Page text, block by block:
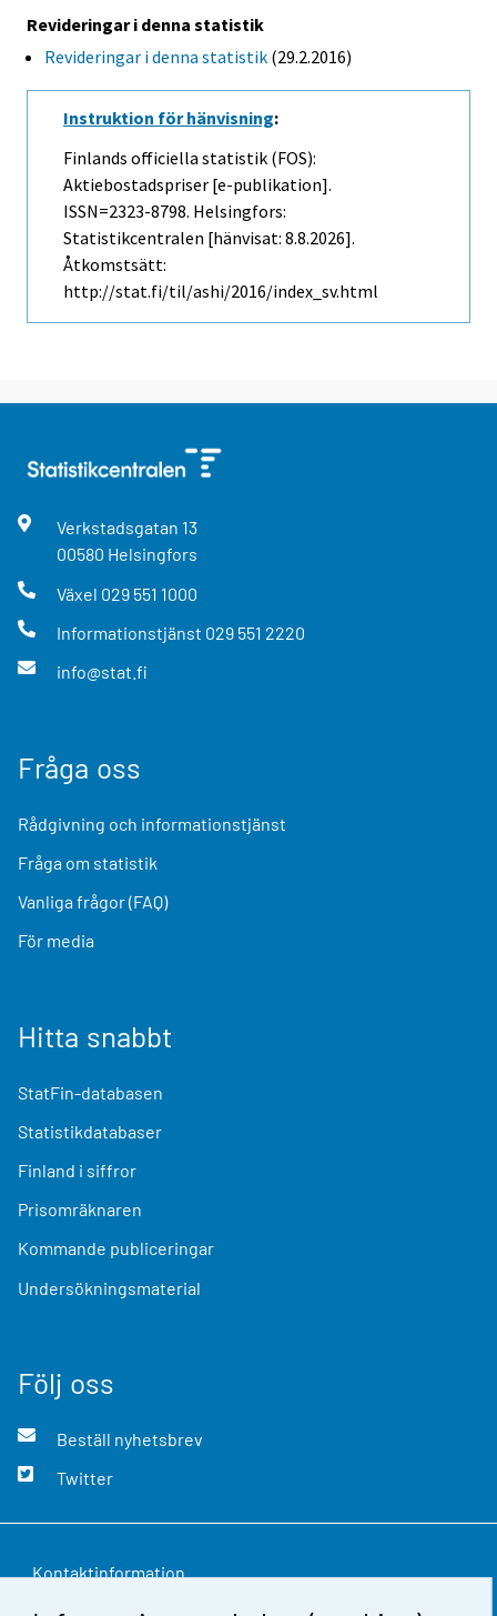
Revideringar i denna statistik
Revideringar i denna statistik (29.2.2016)
Instruktion för hänvisning:
Finlands officiella statistik (FOS):
Aktiebostadspriser [e-publikation].
ISSN=2323-8798. Helsingfors:
Statistikcentralen [hänvisat: 8.8.2026].
Åtkomstsätt:
http://stat.fi/til/ashi/2016/index_sv.html
Verkstadsgatan 13
00580 Helsingfors
Växel 029 551 1000
Informationstjänst 029 551 2220
info@stat.fi
Fråga oss
Rådgivning och informationstjänst
Fråga om statistik
Vanliga frågor (FAQ)
För media
Hitta snabbt
StatFin-databasen
Statistikdatabaser
Finland i siffror
Prisomräknaren
Kommande publiceringar
Undersökningsmaterial
Följ oss
Beställ nyhetsbrev
Twitter
Kontaktinformation